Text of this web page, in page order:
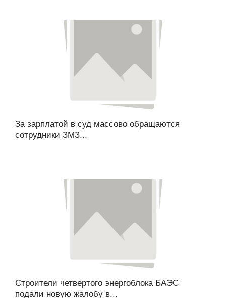
За зарплатой в суд массово обращаются
сотрудники ЗМЗ...
Строители четвертого энергоблока БАЭС
подали новую жалобу в...